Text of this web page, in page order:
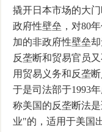
撬开日本市场的大
政府性壁垒，对80
加的非政府性壁垒
反垄断和贸易官员
用贸易义务和反垄
于是司法部于1993
称美国的反垄断法
业"的，适用于美国